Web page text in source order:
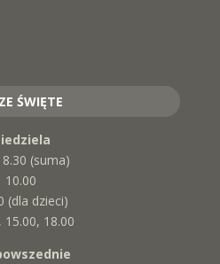
ŚWIĘTE
8.30 (suma)
10.00
(dla dzieci)
15.00, 18.00